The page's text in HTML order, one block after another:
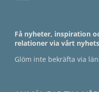
Få nyheter, inspiration
relationer via vårt
Glöm inte bekräfta via